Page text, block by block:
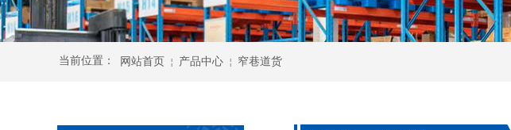
当前位置： 网站首页 ￤ 产品中心 ￤ 窄巷道货